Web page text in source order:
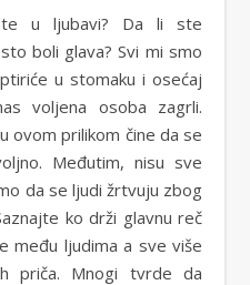
boli glava? Svi mi smo
u stomaku i osećaj
voljena osoba zagrli.
ovom prilikom čine da se
Međutim, nisu sve
da se ljudi žrtvuju zbog
ko drži glavnu reč
među ljudima a sve više
priča. Mnogi tvrde da